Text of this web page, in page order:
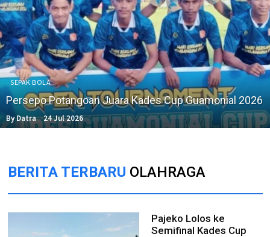
SEPAK BOLA
Persepo Potangoan Juara Kades Cup Guamonial 2026
By Datra 24 Jul 2026
BERITA TERBARU OLAHRAGA
Pajeko Lolos ke
Semifinal Kades Cup